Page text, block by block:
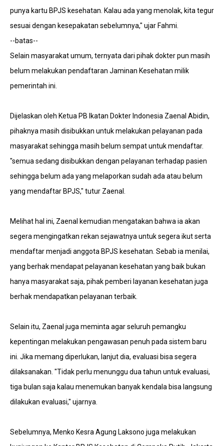
punya kartu BPJS kesehatan. Kalau ada yang menolak, kita tegur
sesuai dengan kesepakatan sebelumnya," ujar Fahmi.
--batas--
Selain masyarakat umum, ternyata dari pihak dokter pun masih
belum melakukan pendaftaran Jaminan Kesehatan milik
pemerintah ini.
Dijelaskan oleh Ketua PB Ikatan Dokter Indonesia Zaenal Abidin,
pihaknya masih disibukkan untuk melakukan pelayanan pada
masyarakat sehingga masih belum sempat untuk mendaftar.
"semua sedang disibukkan dengan pelayanan terhadap pasien
sehingga belum ada yang melaporkan sudah ada atau belum
yang mendaftar BPJS," tutur Zaenal.
Melihat hal ini, Zaenal kemudian mengatakan bahwa ia akan
segera mengingatkan rekan sejawatnya untuk segera ikut serta
mendaftar menjadi anggota BPJS kesehatan. Sebab ia menilai,
yang berhak mendapat pelayanan kesehatan yang baik bukan
hanya masyarakat saja, pihak pemberi layanan kesehatan juga
berhak mendapatkan pelayanan terbaik.
Selain itu, Zaenal juga meminta agar seluruh pemangku
kepentingan melakukan pengawasan penuh pada sistem baru
ini. Jika memang diperlukan, lanjut dia, evaluasi bisa segera
dilaksanakan. "Tidak perlu menunggu dua tahun untuk evaluasi,
tiga bulan saja kalau menemukan banyak kendala bisa langsung
dilakukan evaluasi," ujarnya.
Sebelumnya, Menko Kesra Agung Laksono juga melakukan